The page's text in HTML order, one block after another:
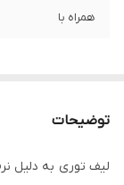
همراه با
توضیحات
لیف توری به دلیل